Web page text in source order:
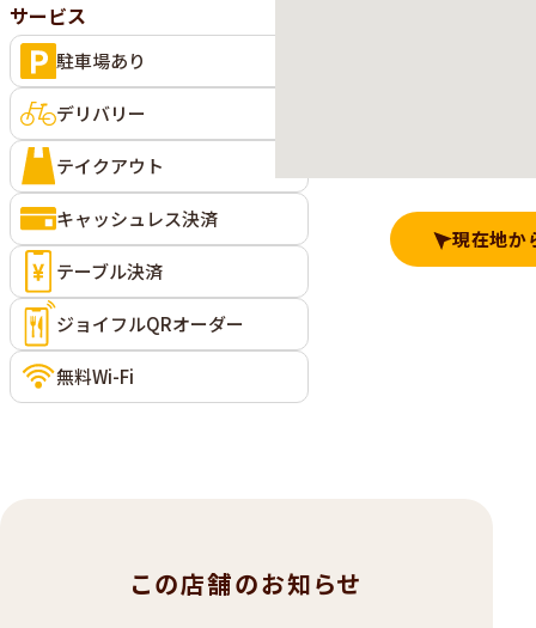
サービス
駐車場あり
デリバリー
テイクアウト
キャッシュレス決済
テーブル決済
ジョイフルQRオーダー
無料Wi-Fi
現在地か
この店舗のお知らせ